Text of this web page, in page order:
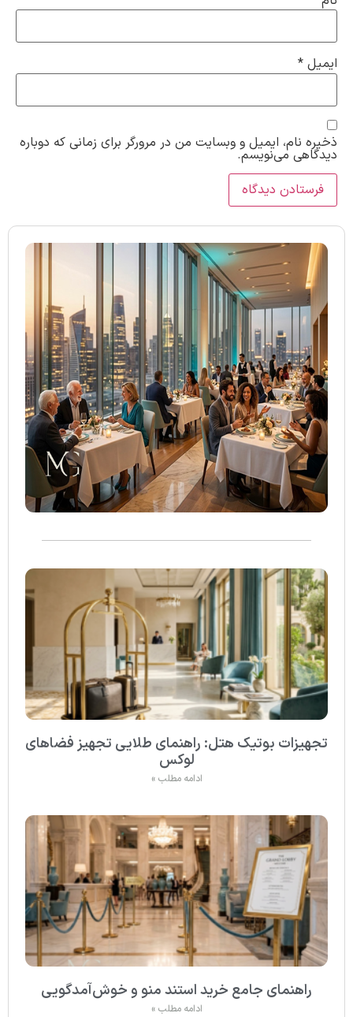
ایمیل *
ذخیره نام، ایمیل و وبسایت من در مرورگر برای زمانی که دوباره
دیدگاهی می‌نویسم.
تجهیزات بوتیک هتل: راهنمای طلایی تجهیز فضاهای
لوکس
ادامه مطلب »
راهنمای جامع خرید استند منو و خوش‌آمدگویی
ادامه مطلب »